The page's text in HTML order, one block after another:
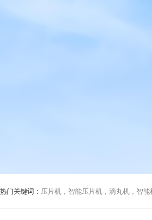
热门关键词： 压片机，智能压片机，滴丸机，智能